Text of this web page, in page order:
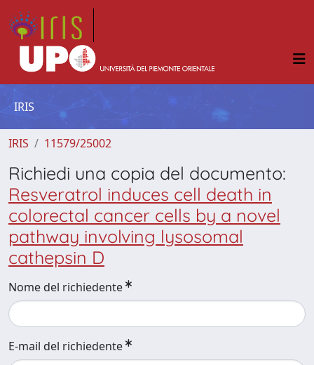
IRIS
IRIS 11579/25002
Richiedi una copia del documento:
Resveratrol induces cell death in
colorectal cancer cells by a novel
pathway involving lysosomal
cathepsin D
Nome del richiedente
E-mail del richiedente